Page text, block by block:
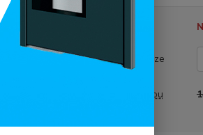
(obrázek je pouze
ilustrační)
Cena před slevou